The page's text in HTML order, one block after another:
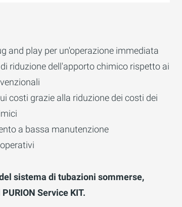
and play per un'operazione immediata
riduzione dell'apporto chimico rispetto ai
costi grazie alla riduzione dei costi dei
a bassa manutenzione
sistema di tubazioni sommerse,
Service KIT.